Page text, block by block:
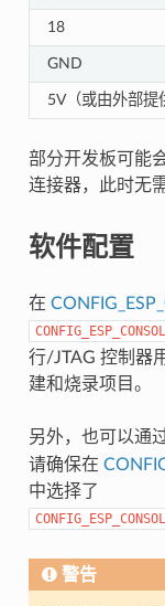
18
GND
5V（或由外部提
部分开发板可能
连接器，此时无
软件配置
在
行/JTAG 控制器
建和烧录项目。
另外，也可以通
请确保在
中选择了
警告